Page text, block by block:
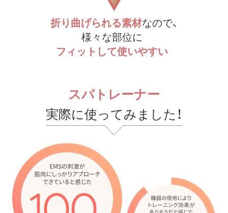
折り曲げられる素材なので、
様々な部位に
フィットして使いやすい
スパトレーナー
実際に使ってみました！